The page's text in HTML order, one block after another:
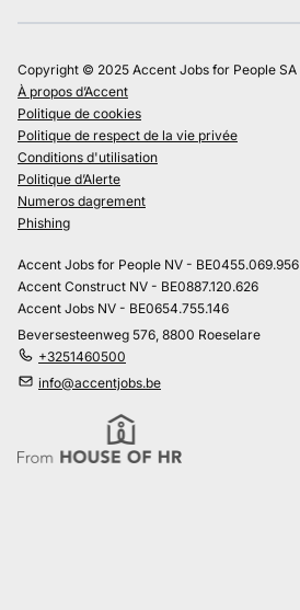
Copyright © 2025 Accent Jobs for People SA
À propos d’Accent
Politique de cookies
Politique de respect de la vie privée
Conditions d'utilisation
Politique d’Alerte
Numeros dagrement
Phishing
Accent Jobs for People NV - BE0455.069.956
Accent Construct NV - BE0887.120.626
Accent Jobs NV - BE0654.755.146
Beversesteenweg 576, 8800 Roeselare
+3251460500
info@accentjobs.be